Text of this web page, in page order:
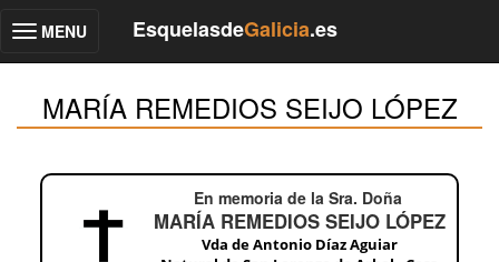
Toggle
MENU EsquelasdeGalicia.es
MARÍA REMEDIOS SEIJO LÓPEZ
En memoria de la Sra. Doña
MARÍA REMEDIOS SEIJO LÓPEZ
Vda de Antonio Díaz Aguiar